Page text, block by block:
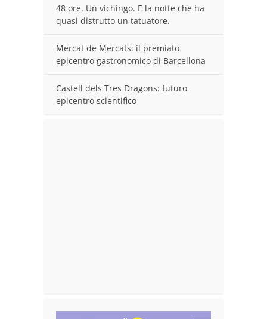
48 ore. Un vichingo. E la notte che ha
quasi distrutto un tatuatore.
Mercat de Mercats: il premiato
epicentro gastronomico di Barcellona
Castell dels Tres Dragons: futuro
epicentro scientifico